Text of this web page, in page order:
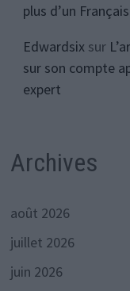
plus d’un
Edwardsixsur
sur son compte
expert
Archives
août 2026
juillet 2026
juin 2026